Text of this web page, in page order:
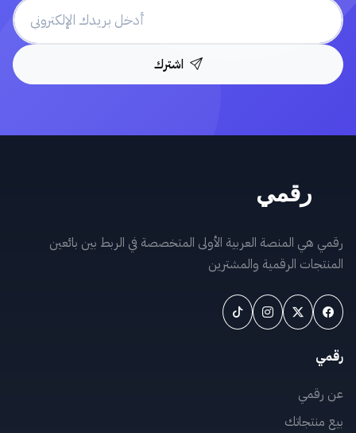
اشترك
رقمي هي المنصة العربية الأولى المتخصصة في الربط بين بائعين
المنتجات الرقمية والمشترين
رقمي
عن رقمي
بيع منتجاتك